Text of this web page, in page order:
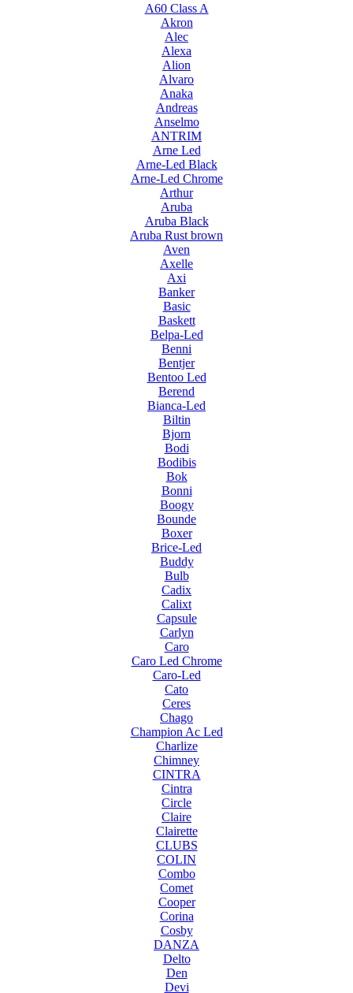
A60 Class A
Akron
Alec
Alexa
Alion
Alvaro
Anaka
Andreas
Anselmo
ANTRIM
Arne Led
Arne-Led Black
Arne-Led Chrome
Arthur
Aruba
Aruba Black
Aruba Rust brown
Aven
Axelle
Axi
Banker
Basic
Baskett
Belpa-Led
Benni
Bentjer
Bentoo Led
Berend
Bianca-Led
Biltin
Bjorn
Bodi
Bodibis
Bok
Bonni
Boogy
Bounde
Boxer
Brice-Led
Buddy
Bulb
Cadix
Calixt
Capsule
Carlyn
Caro
Caro Led Chrome
Caro-Led
Cato
Ceres
Chago
Champion Ac Led
Charlize
Chimney
CINTRA
Cintra
Circle
Claire
Clairette
CLUBS
COLIN
Combo
Comet
Cooper
Corina
Cosby
DANZA
Delto
Den
Devi